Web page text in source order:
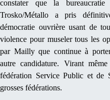
constater que la bureaucratie
Trosko/Métallo a pris
démocratie ouvrière usant de
violence pour museler tous les
par Mailly que continue à
autre candidature. Virant
fédération Service Public et de
grosses fédérations.